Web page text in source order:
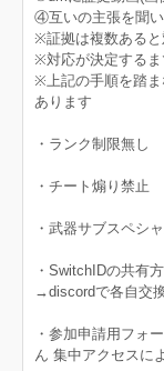
④互いの主張を聞
※証拠は複数ある
※対応が決定するま
※上記の手順を踏
あります
・ランク制限無し
・チート煽り禁止
・武器サブスペシ
・SwitchIDの共有
→discordで各自交
・参加申請用フォ
ん 集中アクセスに